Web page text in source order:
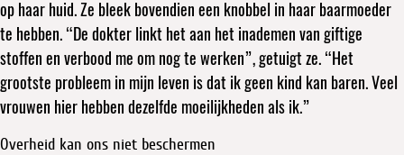
op haar huid. Ze bleek bovendien een knobbel in haar baarmoeder
te hebben. “De dokter linkt het aan het inademen van giftige
stoffen en verbood me om nog te werken”, getuigt ze. “Het
grootste probleem in mijn leven is dat ik geen kind kan baren. Veel
vrouwen hier hebben dezelfde moeilijkheden als ik.”
Overheid kan ons niet beschermen